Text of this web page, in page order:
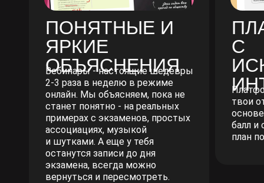
ПОНЯТНЫЕ И
ЯРКИЕ
ОБЪЯСНЕНИЯ
Вебинары - настоящие шедевры
2-3 раза в неделю в режиме
онлайн. Мы объясняем, пока не
станет понятно - на реальных
примерах с экзаменов, простых
ассоциациях, музыкой
и шутками. А еще у тебя
останутся записи до дня
экзамена, всегда можно
вернуться и пересмотреть.
С
твои
балл и
план